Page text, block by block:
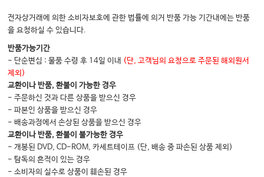
전자상거래에 의한 소비자보호에 관한 법률에 의거 반품 가능 기간내에는 반품
을 요청하실 수 있습니다.
반품가능기간
- 단순변심 : 물품 수령 후 14일 이내 (단, 고객님의 요청으로 주문된 해외원서
제외)
교환이나 반품, 환불이 가능한 경우
- 주문하신 것과 다른 상품을 받으신 경우
- 파본인 상품을 받으신 경우
- 배송과정에서 손상된 상품을 받으신 경우
교환이나 반품, 환불이 불가능한 경우
- 개봉된 DVD, CD-ROM, 카세트테이프 (단, 배송 중 파손된 상품 제외)
- 탐독의 흔적이 있는 경우
- 소비자의 실수로 상품이 훼손된 경우